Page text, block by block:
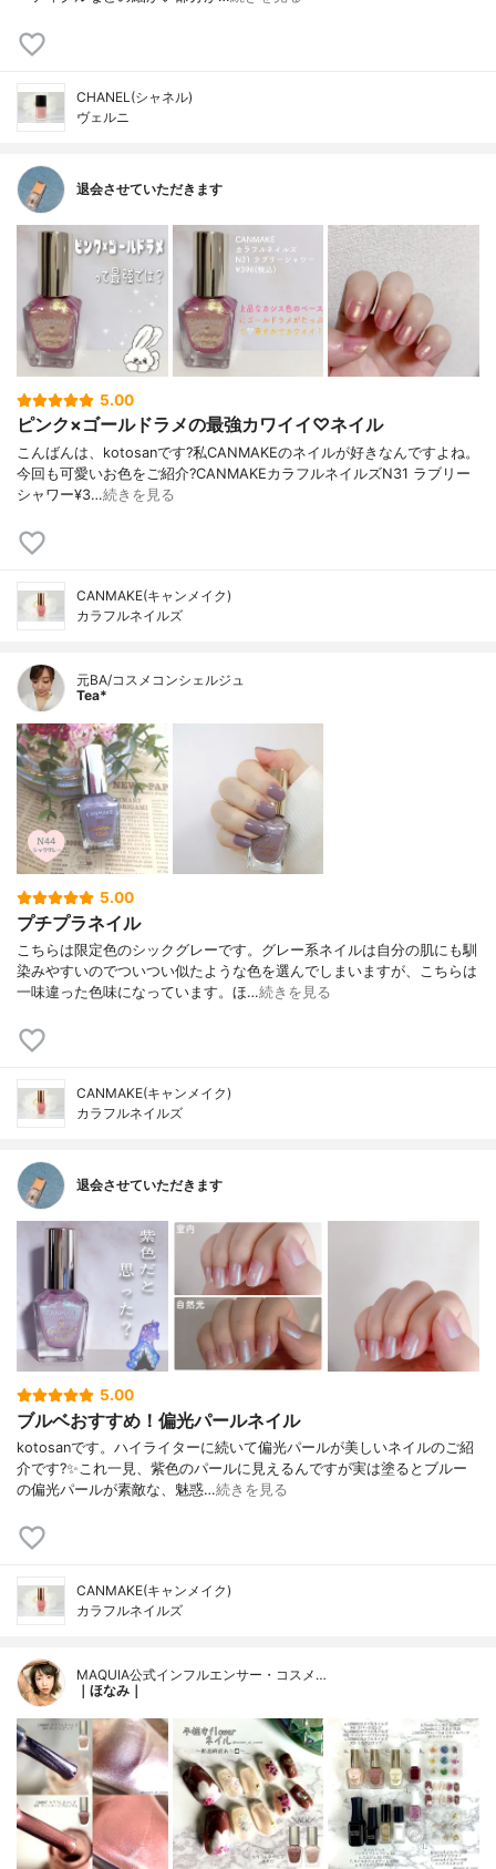
CHANEL(シャネル)
ヴェルニ
退会させていただきます
5.00
ピンク×ゴールドラメの最強カワイイ♡ネイル
こんばんは、kotosanです?私CANMAKEのネイルが好きなんですよね。
今回も可愛いお色をご紹介?CANMAKEカラフルネイルズN31 ラブリー
シャワー¥3…続きを見る
CANMAKE(キャンメイク)
カラフルネイルズ
元BA/コスメコンシェルジュ
Tea*
5.00
プチプラネイル
こちらは限定色のシックグレーです。グレー系ネイルは自分の肌にも馴
染みやすいのでついつい似たような色を選んでしまいますが、こちらは
一味違った色味になっています。ほ…続きを見る
CANMAKE(キャンメイク)
カラフルネイルズ
退会させていただきます
5.00
ブルベおすすめ！偏光パールネイル
kotosanです。ハイライターに続いて偏光パールが美しいネイルのご紹
介です?✨これ一見、紫色のパールに見えるんですが実は塗るとブルー
の偏光パールが素敵な、魅惑…続きを見る
CANMAKE(キャンメイク)
カラフルネイルズ
MAQUIA公式インフルエンサー・コスメ…
｜ほなみ｜